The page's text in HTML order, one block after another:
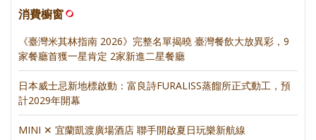
消費櫥窗
《臺灣米其林指南 2026》完整名單揭曉 臺灣餐飲大放異彩，9
家餐廳首獲一星肯定 2家新進二星餐廳
日本威士忌新地標啟動：富良詩FURALISS蒸餾所正式動工，預
計2029年開幕
MINI ✕ 宜蘭凱渡廣場酒店 聯手開啟夏日玩樂新航線